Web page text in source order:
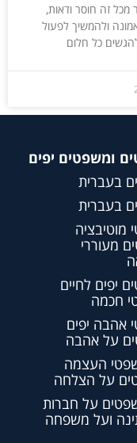
זה חוסר ודאות,
ולהמשיך לפעול
כל חלום
ומשפטים יפים
בעברית
בעברית
מוטיבציה
מעוררי
יפים לחיים
חכמה
אהבה יפים
על אהבה
משפטי העצמה
על הצלחה
משפטים על חברות
ועל משפחה